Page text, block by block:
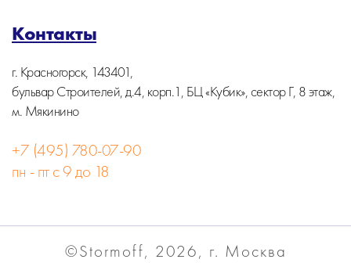
Контакты
г. Красногорск, 143401,
бульвар Строителей, д.4, корп.1, БЦ «Кубик», сектор Г, 8 этаж,
м. Мякинино
+7 (495) 780-07-90
пн - пт с 9 до 18
©Stormoff, 2026, г. Москва